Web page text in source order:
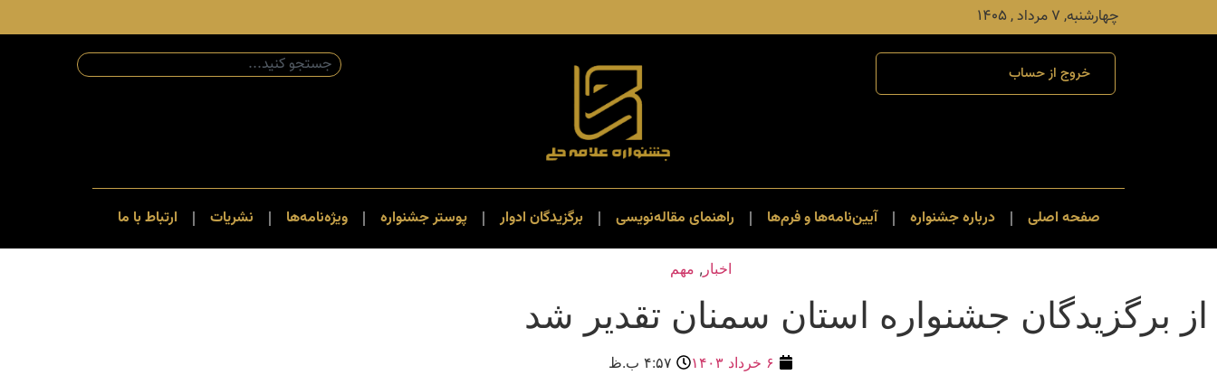
چهارشنبه, ۷ مرداد , ۱۴۰۵
خروج از حساب
صفحه اصلی درباره جشنواره آیین‌نامه‌ها و فرم‌ها راهنمای مقاله‌نویسی برگزیدگان ادوار پوستر جشنواره ویژه‌نامه‌ها نشریات ارتباط با ما
اخبار , مهم
از برگزیدگان جشنواره استان سمنان تقدیر شد
۶ خرداد ۱۴۰۳ ۴:۵۷ ب.ظ